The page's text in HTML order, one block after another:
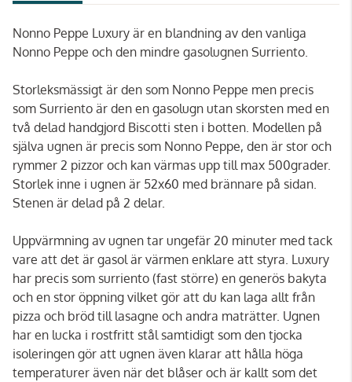
Nonno Peppe Luxury är en blandning av den vanliga
Nonno Peppe och den mindre gasolugnen Surriento.
Storleksmässigt är den som Nonno Peppe men precis
som Surriento är den en gasolugn utan skorsten med en
två delad handgjord Biscotti sten i botten. Modellen på
själva ugnen är precis som Nonno Peppe, den är stor och
rymmer 2 pizzor och kan värmas upp till max 500grader.
Storlek inne i ugnen är 52x60 med brännare på sidan.
Stenen är delad på 2 delar.
Uppvärmning av ugnen tar ungefär 20 minuter med tack
vare att det är gasol är värmen enklare att styra. Luxury
har precis som surriento (fast större) en generös bakyta
och en stor öppning vilket gör att du kan laga allt från
pizza och bröd till lasagne och andra maträtter. Ugnen
har en lucka i rostfritt stål samtidigt som den tjocka
isoleringen gör att ugnen även klarar att hålla höga
temperaturer även när det blåser och är kallt som det